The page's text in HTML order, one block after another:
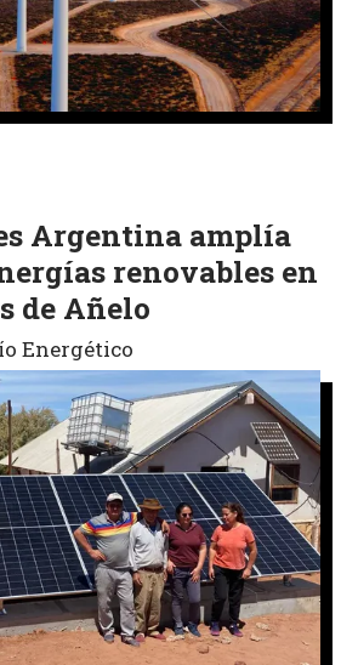
Argentina amplía
renovables en
de Añelo
Energético